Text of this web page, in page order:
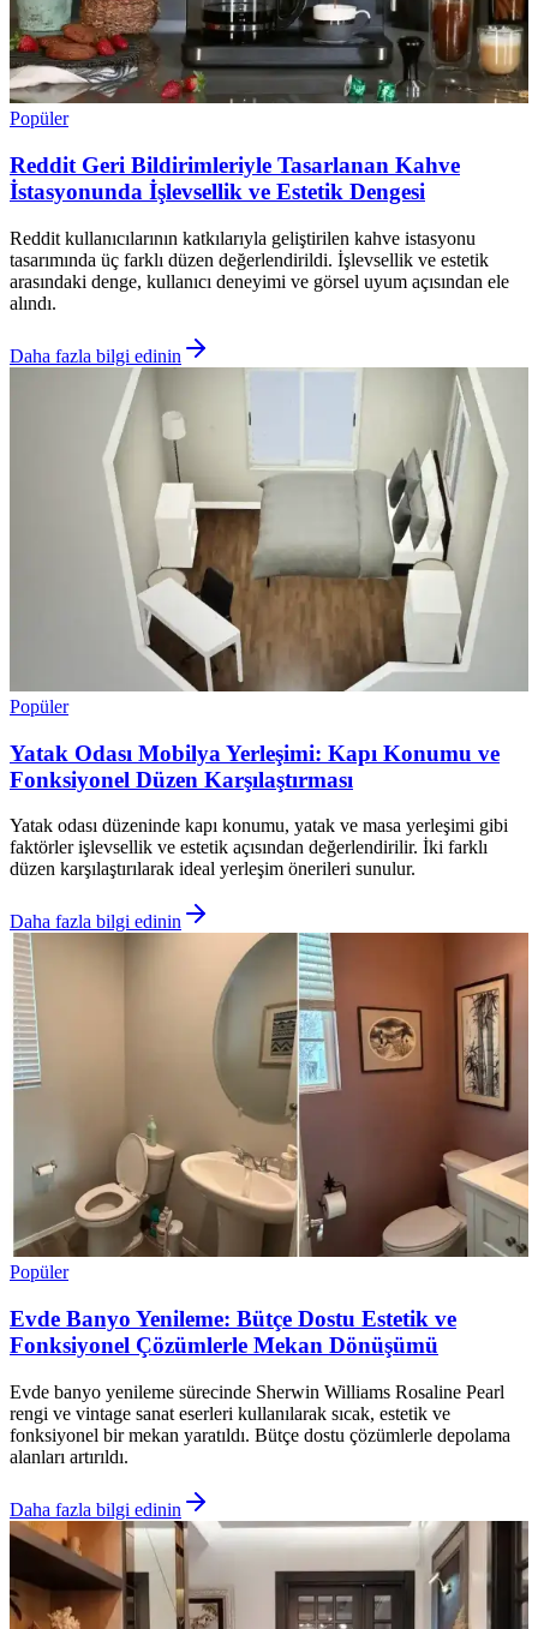
Popüler
Reddit Geri Bildirimleriyle Tasarlanan Kahve
İstasyonunda İşlevsellik ve Estetik Dengesi
Reddit kullanıcılarının katkılarıyla geliştirilen kahve istasyonu
tasarımında üç farklı düzen değerlendirildi. İşlevsellik ve estetik
arasındaki denge, kullanıcı deneyimi ve görsel uyum açısından ele
alındı.
Daha fazla bilgi edinin
Popüler
Yatak Odası Mobilya Yerleşimi: Kapı Konumu ve
Fonksiyonel Düzen Karşılaştırması
Yatak odası düzeninde kapı konumu, yatak ve masa yerleşimi gibi
faktörler işlevsellik ve estetik açısından değerlendirilir. İki farklı
düzen karşılaştırılarak ideal yerleşim önerileri sunulur.
Daha fazla bilgi edinin
Popüler
Evde Banyo Yenileme: Bütçe Dostu Estetik ve
Fonksiyonel Çözümlerle Mekan Dönüşümü
Evde banyo yenileme sürecinde Sherwin Williams Rosaline Pearl
rengi ve vintage sanat eserleri kullanılarak sıcak, estetik ve
fonksiyonel bir mekan yaratıldı. Bütçe dostu çözümlerle depolama
alanları artırıldı.
Daha fazla bilgi edinin